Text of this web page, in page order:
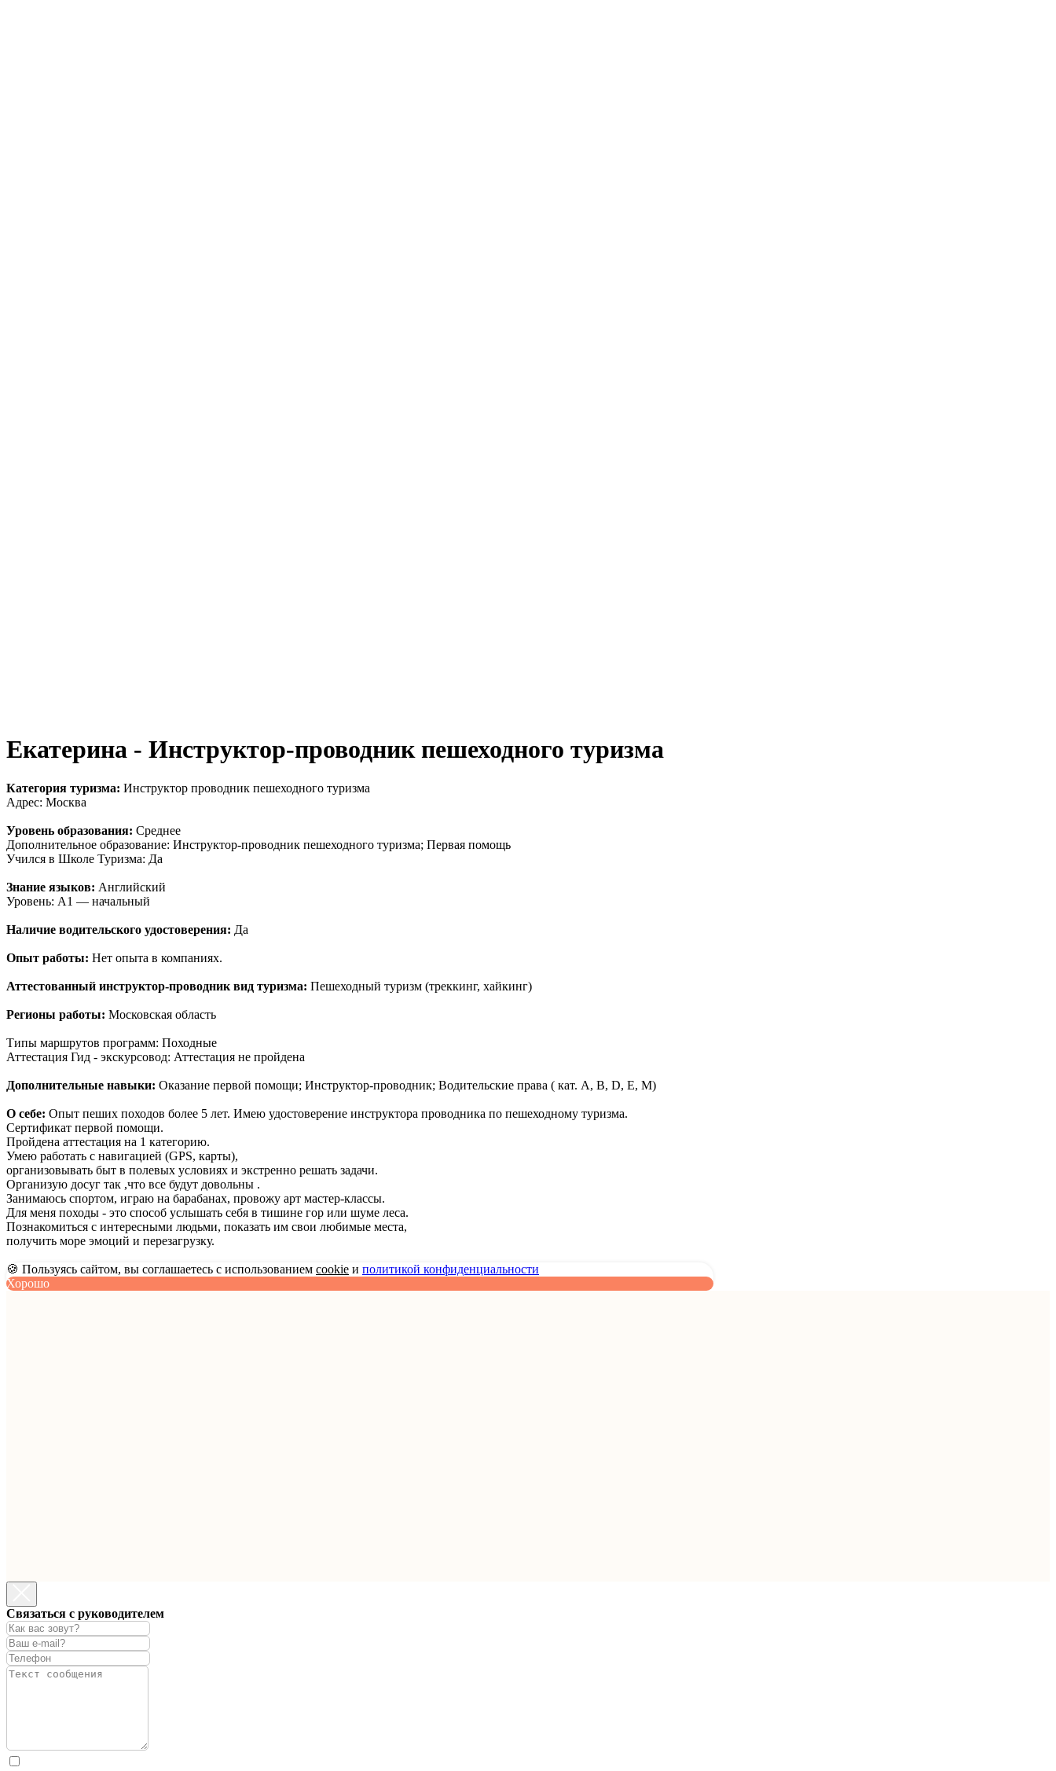
Екатерина - Инструктор-проводник пешеходного туризма
Категория туризма: Инструктор проводник пешеходного туризма
Адрес: Москва
Уровень образования: Среднее
Дополнительное образование: Инструктор-проводник пешеходного туризма; Первая помощь
Учился в Школе Туризма: Да
Знание языков: Английский
Уровень: A1 — начальный
Наличие водительского удостоверения: Да
Опыт работы: Нет опыта в компаниях.
Аттестованный инструктор-проводник вид туризма: Пешеходный туризм (треккинг, хайкинг)
Регионы работы: Московская область
Типы маршрутов программ: Походные
Аттестация Гид - экскурсовод: Аттестация не пройдена
Дополнительные навыки: Оказание первой помощи; Инструктор-проводник; Водительские права ( кат. A, B, D, E, M)
О себе: Опыт пеших походов более 5 лет. Имею удостоверение инструктора проводника по пешеходному туризма.
Сертификат первой помощи.
Пройдена аттестация на 1 категорию.
Умею работать с навигацией (GPS, карты),
организовывать быт в полевых условиях и экстренно решать задачи.
Организую досуг так ,что все будут довольны .
Занимаюсь спортом, играю на барабанах, провожу арт мастер-классы.
Для меня походы - это способ услышать себя в тишине гор или шуме леса.
Познакомиться с интересными людьми, показать им свои любимые места,
получить море эмоций и перезагрузку.
🍪 Пользуясь сайтом, вы соглашаетесь с использованием cookie и политикой конфиденциальности
Хорошо
Связаться с руководителем